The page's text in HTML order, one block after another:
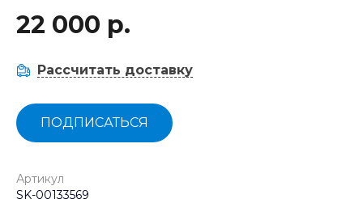
22 000 р.
Рассчитать доставку
ПОДПИСАТЬСЯ
Артикул
SK-00133569